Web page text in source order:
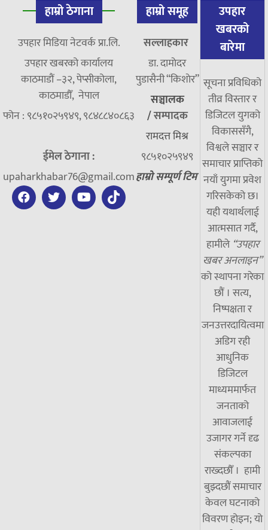
हाम्रो ठेगाना
उपहार मिडिया नेटवर्क प्रा.लि.
उपहार खबरको कार्यालय
काठमाडौं –३२, पेप्सीकोला,
काठमाडौँ, नेपाल
फोन : ९८५१०२५९४९, ९८४८८४०८६३
ईमेल ठेगाना :
upaharkhabar76@gmail.com
हाम्रो समूह
सल्लाहकार
डा. दामाेदर
पुडासैनी “किशाेर”
सञ्चालक
/सम्पादक
रामदत्त मिश्र
९८५१०२५९४९
हाम्रो सम्पूर्ण टिम
उपहार
खबरको
बारेमा
सूचना प्रविधिको
तीव्र विस्तार र
डिजिटल युगको
विकाससँगै,
विश्वले सञ्चार र
समाचार प्राप्तिको
नयाँ युगमा प्रवेश
गरिसकेको छ।
यही यथार्थलाई
आत्मसात गर्दै,
हामीले “उपहार
खबर अनलाइन”
को स्थापना गरेका
छौं । सत्य,
निष्पक्षता र
जनउत्तरदायित्वमा
अडिग रही
आधुनिक
डिजिटल
माध्यममार्फत
जनताको
आवाजलाई
उजागर गर्ने दृढ
संकल्पका
राख्दछौँ । हामी
बुझ्दछौं समाचार
केवल घटनाको
विवरण होइन; यो